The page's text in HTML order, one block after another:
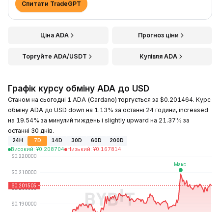
Спитати TradeGPT
Ціна ADA Прогноз ціни
Торгуйте ADA/USDT Купівля ADA
Графік курсу обміну ADA до USD
Станом на сьогодні 1 ADA (Cardano) торгується за $0.201464. Курс
обміну ADA до USD down на 1.13% за останні 24 години, increased
на 19.54% за минулий тиждень і slightly upward на 21.37% за
останні 30 днів.
24H 7D 14D 30D 60D
200D
Високий: ¥0.208704 Низький: ¥0.167814